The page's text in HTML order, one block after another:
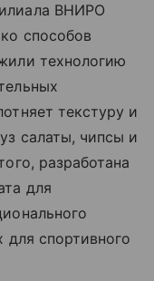
ВНИРО
способов
технологию
текстуру и
салаты, чипсы и
разработана
для
для спортивного